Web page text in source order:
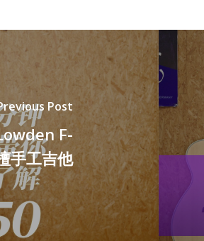
Post
F-
手工吉他